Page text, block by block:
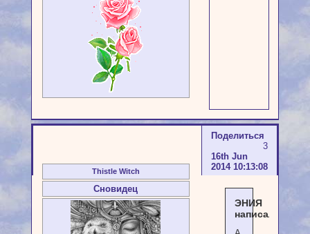
Поделиться
3
16th Jun
2014 10:13:08
Thistle Witch
Сновидец
ЭНИЯ
написал(а):